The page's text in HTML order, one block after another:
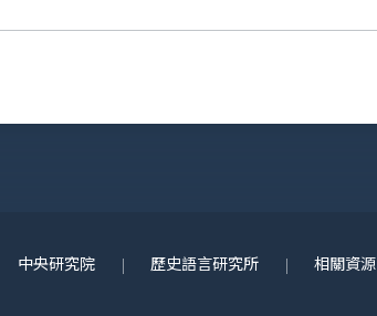
中央研究院 歷史語言研究所 相關資源